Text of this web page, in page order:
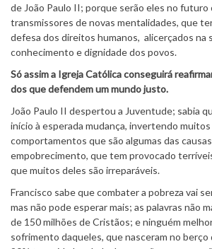
de João Paulo II; porque serão eles no futuro
transmissores de novas mentalidades, que
defesa dos direitos humanos, alicerçados na
conhecimento e dignidade dos povos.
Só assim a Igreja Católica conseguirá
dos que defendem um mundo justo.
João Paulo II despertou a Juventude; sabia
início à esperada mudança, invertendo muitos
comportamentos que são algumas das
empobrecimento, que tem provocado
que muitos deles são irreparáveis.
Francisco sabe que combater a pobreza vai
mas não pode esperar mais; as palavras não
de 150 milhões de Cristãos; e ninguém
sofrimento daqueles, que nasceram no berço